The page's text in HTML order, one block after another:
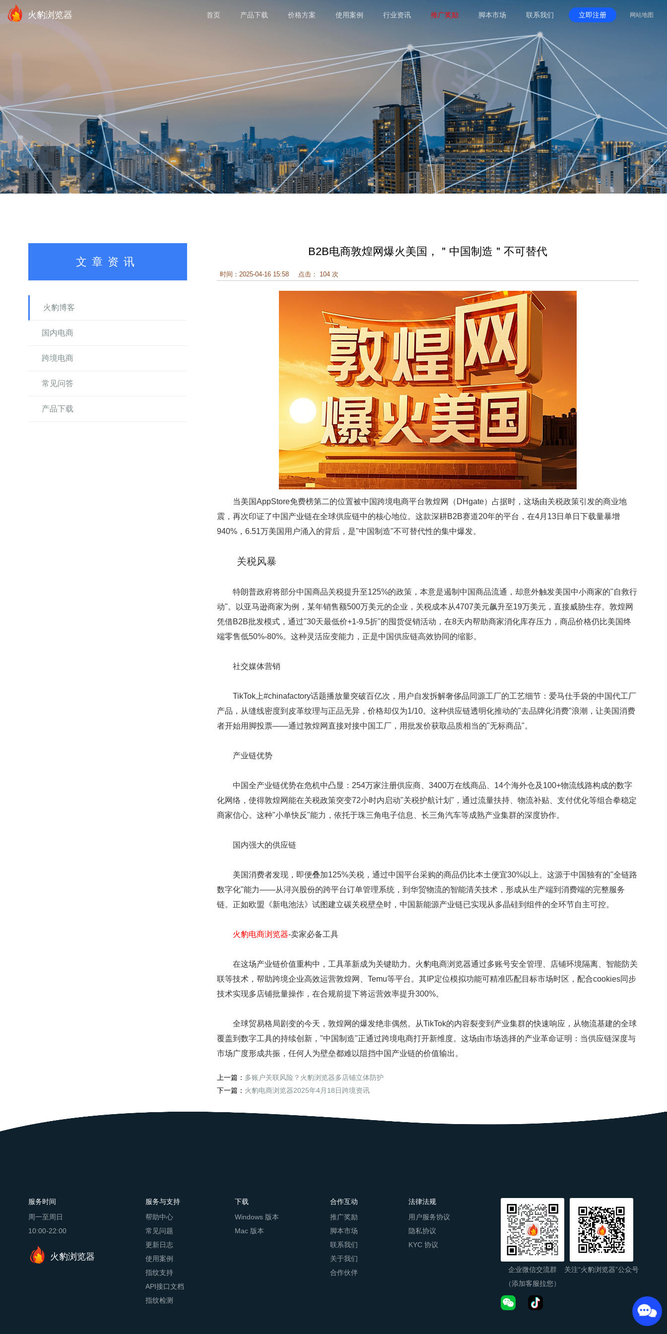
火豹浏览器 首页 产品下载 价格方案 使用案例 行业资讯 推广奖励 脚本市场 联系我们 立即注册 网站地图
文章资讯
火豹博客
国内电商
跨境电商
常见问答
产品下载
B2B电商敦煌网爆火美国，＂中国制造＂不可替代
时间：2025-04-16 15:58 点击： 104 次
当美国AppStore免费榜第二的位置被中国跨境电商平台敦煌网（DHgate）占据时，这场由关税政策引发的商业地
震，再次印证了中国产业链在全球供应链中的核心地位。这款深耕B2B赛道20年的平台，在4月13日单日下载量暴增
940%，6.51万美国用户涌入的背后，是"中国制造"不可替代性的集中爆发。
关税风暴
特朗普政府将部分中国商品关税提升至125%的政策，本意是遏制中国商品流通，却意外触发美国中小商家的"自救行
动"。以亚马逊商家为例，某年销售额500万美元的企业，关税成本从4707美元飙升至19万美元，直接威胁生存。敦煌网
凭借B2B批发模式，通过"30天最低价+1-9.5折"的囤货促销活动，在8天内帮助商家消化库存压力，商品价格仍比美国终
端零售低50%-80%。这种灵活应变能力，正是中国供应链高效协同的缩影。
社交媒体营销
TikTok上#chinafactory话题播放量突破百亿次，用户自发拆解奢侈品同源工厂的工艺细节：爱马仕手袋的中国代工厂
产品，从缝线密度到皮革纹理与正品无异，价格却仅为1/10。这种供应链透明化推动的"去品牌化消费"浪潮，让美国消费
者开始用脚投票——通过敦煌网直接对接中国工厂，用批发价获取品质相当的"无标商品"。
产业链优势
中国全产业链优势在危机中凸显：254万家注册供应商、3400万在线商品、14个海外仓及100+物流线路构成的数字
化网络，使得敦煌网能在关税政策突变72小时内启动"关税护航计划"，通过流量扶持、物流补贴、支付优化等组合拳稳定
商家信心。这种"小单快反"能力，依托于珠三角电子信息、长三角汽车等成熟产业集群的深度协作。
国内强大的供应链
美国消费者发现，即便叠加125%关税，通过中国平台采购的商品仍比本土便宜30%以上。这源于中国独有的"全链路
数字化"能力——从浔兴股份的跨平台订单管理系统，到华贸物流的智能清关技术，形成从生产端到消费端的完整服务
链。正如欧盟《新电池法》试图建立碳关税壁垒时，中国新能源产业链已实现从多晶硅到组件的全环节自主可控。
火豹电商浏览器-卖家必备工具
在这场产业链价值重构中，工具革新成为关键助力。火豹电商浏览器通过多账号安全管理、店铺环境隔离、智能防关
联等技术，帮助跨境企业高效运营敦煌网、Temu等平台。其IP定位模拟功能可精准匹配目标市场时区，配合cookies同步
技术实现多店铺批量操作，在合规前提下将运营效率提升300%。
全球贸易格局剧变的今天，敦煌网的爆发绝非偶然。从TikTok的内容裂变到产业集群的快速响应，从物流基建的全球
覆盖到数字工具的持续创新，"中国制造"正通过跨境电商打开新维度。这场由市场选择的产业革命证明：当供应链深度与
市场广度形成共振，任何人为壁垒都难以阻挡中国产业链的价值输出。
上一篇： 多账户关联风险？火豹浏览器多店铺立体防护
下一篇： 火豹电商浏览器2025年4月18日跨境资讯
服务时间
周一至周日
10:00-22:00
火豹浏览器
服务与支持
帮助中心
常见问题
更新日志
使用案例
指纹支持
API接口文档
指纹检测
下载
Windows 版本
Mac 版本
合作互动
推广奖励
脚本市场
联系我们
关于我们
合作伙伴
法律法规
用户服务协议
隐私协议
KYC 协议
企业微信交流群
（添加客服拉您）
关注“火豹浏览器”公众号